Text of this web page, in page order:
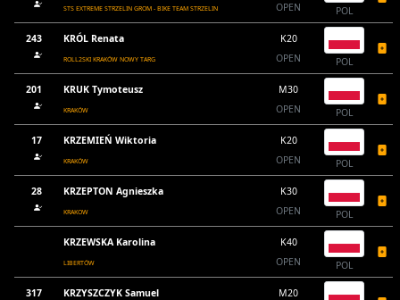
STS EXTREME STRZELIN GROM - BIKE TEAM STRZELIN
OPEN
POL
243 KRÓL Renata
ROLL2SKI KRAKÓW NOWY TARG
K20
OPEN
POL
201 KRUK Tymoteusz
KRAKÓW
M30
OPEN
POL
17 KRZEMIEŃ Wiktoria
KRAKÓW
K20
OPEN
POL
28 KRZEPTON Agnieszka
KRAKOW
K30
OPEN
POL
KRZEWSKA Karolina
LIBERTÓW
K40
OPEN
POL
317 KRZYSZCZYK Samuel
M20